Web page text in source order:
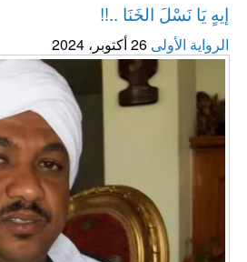
إيهٍ يَا نَسْلَ الخَنَا ..!!
الرواية الأولى 26 أكتوبر، 2024